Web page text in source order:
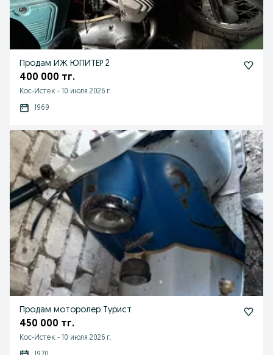
Продам ИЖ ЮПИТЕР 2
400 000 тг.
Кос-Истек - 10 июля 2026 г.
1969
Продам моторолер Турист
450 000 тг.
Кос-Истек - 10 июля 2026 г.